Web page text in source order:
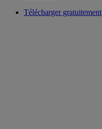
Télécharger gratuitement